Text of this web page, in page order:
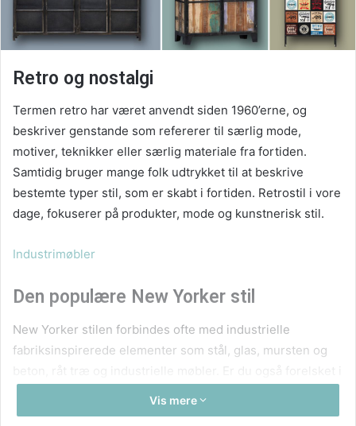
Retro og nostalgi
Termen retro har været anvendt siden 1960’erne, og
beskriver genstande som refererer til særlig mode,
motiver, teknikker eller særlig materiale fra fortiden.
Samtidig bruger mange folk udtrykket til at beskrive
bestemte typer stil, som er skabt i fortiden. Retrostil i vore
dage, fokuserer på produkter, mode og kunstnerisk stil.
Industrimøbler
Den populære New Yorker stil
New Yorker stilen forbindes ofte med industrielle
fabriksinspirerede elementer som stål, glas, mursten og
Vis mere